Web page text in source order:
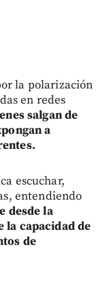
la polarización
en redes
salgan de
a
escuchar,
entendiendo
desde la
la capacidad de
de